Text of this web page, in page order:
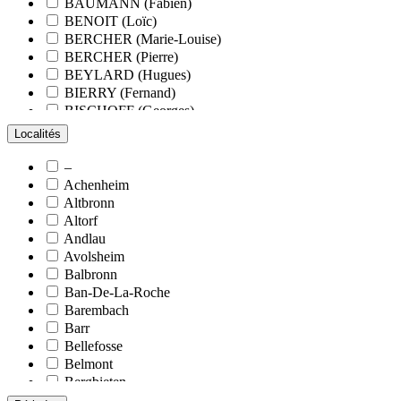
BENOIT (Loïc)
BERCHER (Marie-Louise)
BERCHER (Pierre)
BEYLARD (Hugues)
BIERRY (Fernand)
BISCHOFF (Georges)
BLANCHARD (François)
BLANCHARD (Pierre-Valentin)
BLUMENROEDER (Quentin)
BOEHLER (Jean-Michel)
BOËS (Simone)
BORNERT (René)
BOUR (Bernard)
BOURCART (Jean)
BOUVET (Maurice)
BOXBERGER (Romain)
BRAUN (Jean)
BRAUN (Suzanne)
BRETZ (Nicolas)
BROMMER (Hermann)
BROSSES (Hervé de)
Localités
–
Achenheim
Altbronn
Altorf
Andlau
Avolsheim
Balbronn
Ban-De-La-Roche
Barembach
Barr
Bellefosse
Belmont
Bergbieten